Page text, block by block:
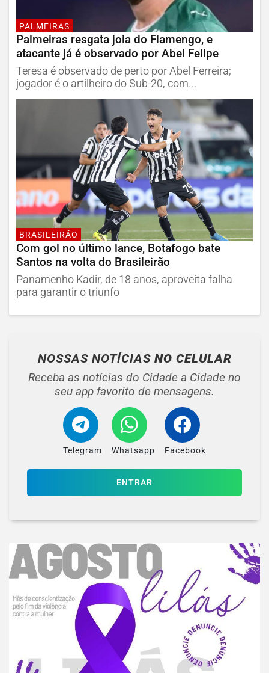
PALMEIRAS
Palmeiras resgata joia do Flamengo, e
atacante já é observado por Abel Felipe
Teresa é observado de perto por Abel Ferreira;
jogador é o artilheiro do Sub-20, com...
BRASILEIRÃO
Com gol no último lance, Botafogo bate
Santos na volta do Brasileirão
Panamenho Kadir, de 18 anos, aproveita falha
para garantir o triunfo
NOSSAS NOTÍCIAS NO CELULAR
Receba as notícias do Cidade a Cidade no
seu app favorito de mensagens.
Telegram Whatsapp Facebook
ENTRAR